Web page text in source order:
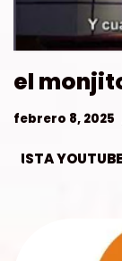
el
febrero 8, 2025
LISTA